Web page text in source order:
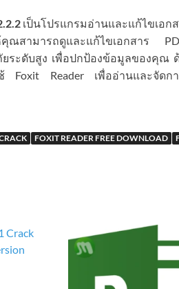
เป็นโปรแกรมอ่านและแก้ไขเอก
ณสามารถดูและแก้ไขเอกสาร
ระดับสูง เพื่อปกป้องข้อมูลของคุณ
Foxit Reader เพื่ออ่านและจัดก
FOXIT READER FREE DOWNLOAD